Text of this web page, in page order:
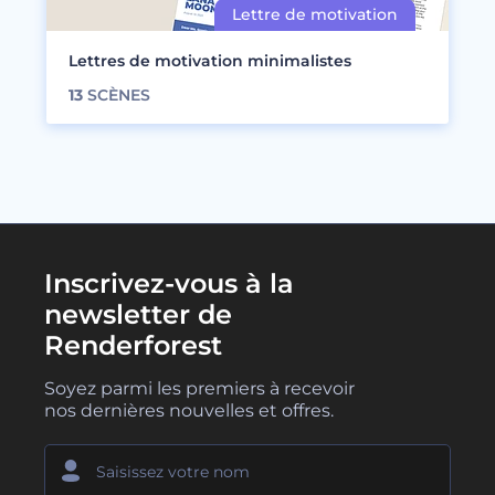
Lettres de motivation minimalistes
13 SCÈNES
Inscrivez-vous à la
newsletter de
Renderforest
Soyez parmi les premiers à recevoir
nos dernières nouvelles et offres.